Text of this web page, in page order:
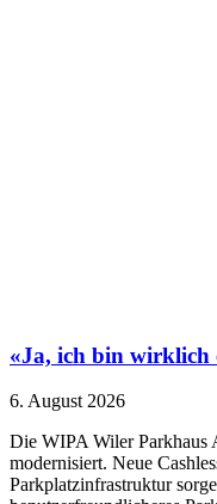
«Ja, ich bin wirklich
6. August 2026
Die WIPA Wiler Parkhaus
modernisiert. Neue
Parkplatzinfrastruktur